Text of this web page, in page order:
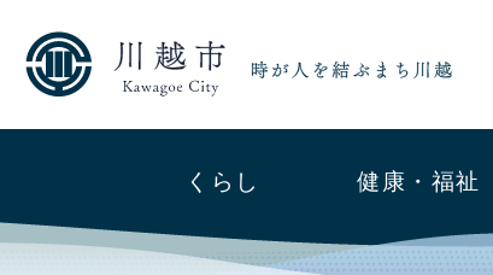
くらし 健康・福祉